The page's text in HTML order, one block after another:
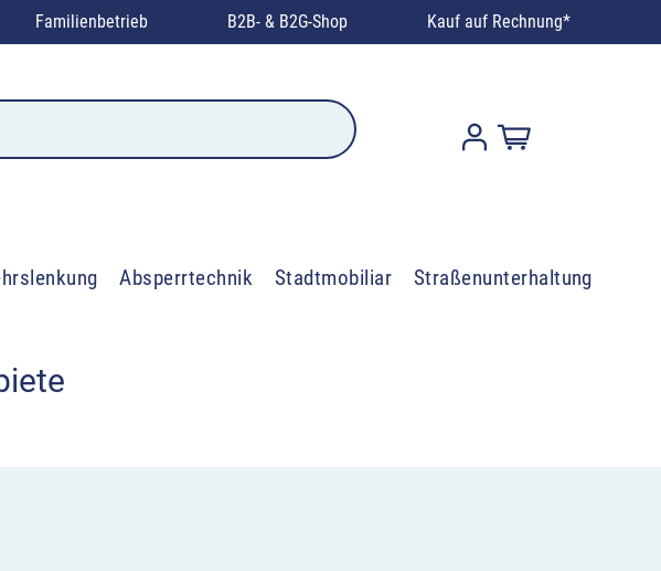
Familienbetrieb B2B- & B2G-Shop Kauf auf Rechnung*
Absperrtechnik Stadtmobiliar Straßenunterhaltung